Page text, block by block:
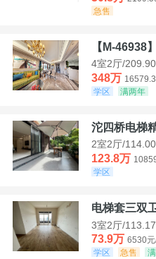
急售
【M-46938
4室2厅/
348万
学区
满两年
2室2厅/
123.8万
学区
电梯套三双
3室2厅/
73.9万 6530元
学区
急售